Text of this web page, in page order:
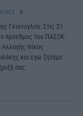
Γκιόνογλου: Στις 21
πρόεδρος του ΠΑΣΟΚ-
Αλλαγής Νίκος
και εγώ ζητάμε
σας.